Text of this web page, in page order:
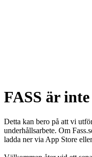
FASS är
Detta kan bero på att vi
underhållsarbete. Om
ladda ner via App Store